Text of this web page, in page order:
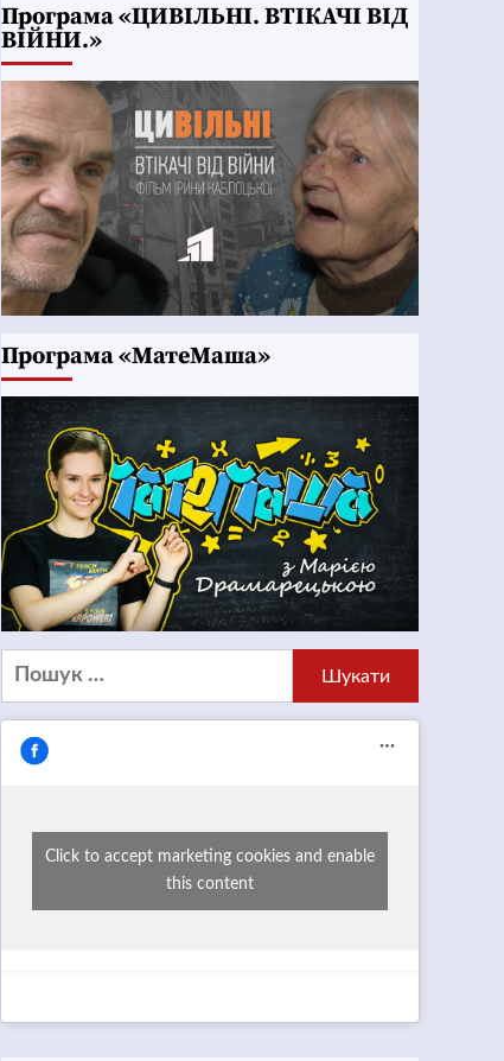
Програма «ЦИВІЛЬНІ. ВТІКАЧІ ВІД
ВІЙНИ.»
Програма «МатеМаша»
Пошук:
Click to accept marketing cookies and enable
this content